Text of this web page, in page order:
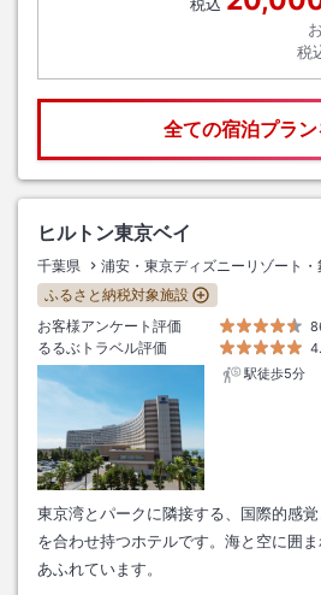
税込
税
全ての宿泊プラ
ヒルトン東京ベイ
千葉県 浦安・東京ディズニーリゾート・
ふるさと納税対象施設
お客様アンケート評価
るるぶトラベル評価
駅徒歩5分
東京湾とパークに隣接する、国際的感
を合わせ持つホテルです。海と空に囲
あふれています。